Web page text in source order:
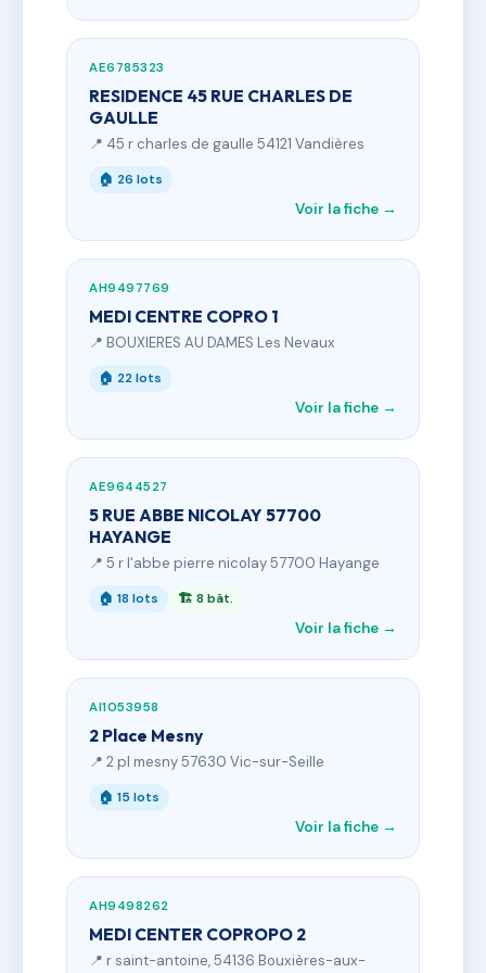
AE6785323
RESIDENCE 45 RUE CHARLES DE
GAULLE
📍 45 r charles de gaulle 54121 Vandières
🏠 26 lots
Voir la fiche →
AH9497769
MEDI CENTRE COPRO 1
📍 BOUXIERES AU DAMES Les Nevaux
🏠 22 lots
Voir la fiche →
AE9644527
5 RUE ABBE NICOLAY 57700
HAYANGE
📍 5 r l'abbe pierre nicolay 57700 Hayange
🏠 18 lots 🏗 8 bât.
Voir la fiche →
AI1053958
2 Place Mesny
📍 2 pl mesny 57630 Vic-sur-Seille
🏠 15 lots
Voir la fiche →
AH9498262
MEDI CENTER COPROPO 2
📍 r saint-antoine, 54136 Bouxières-aux-